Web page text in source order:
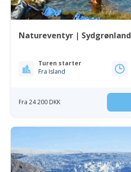
Natureventyr | Sydgrønland
Turen starter
Fra Island
Fra 24 200 DKK